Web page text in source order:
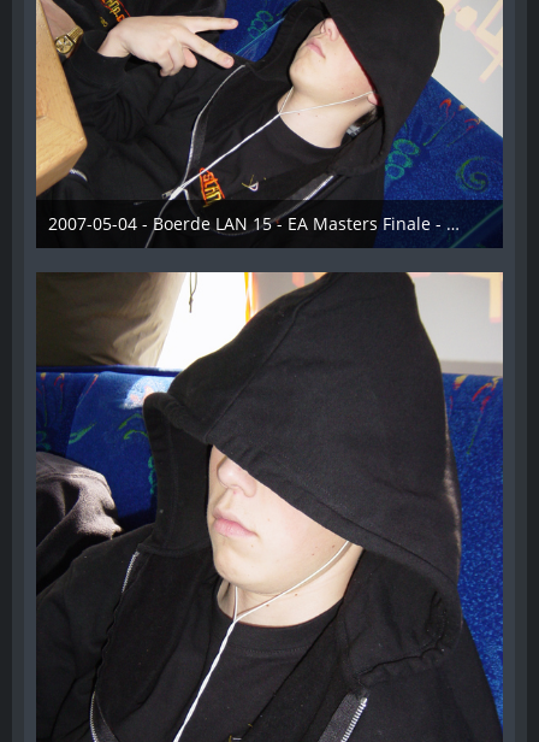
2007-05-04 - Boerde LAN 15 - EA Masters Finale - 013
28. Dezember 2012